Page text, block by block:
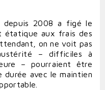
depuis 2008 a figé le
étatique aux frais des
on ne voit pas
– difficiles à
– pourraient être
durée avec le maintien